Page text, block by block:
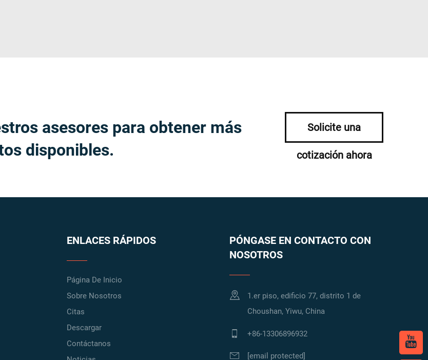
asesores para obtener más
disponibles.
Solicite una
cotización ahora
ENLACES RÁPIDOS
Página De Inicio
Sobre Nosotros
Citas
Descargar
Contáctanos
PÓNGASE EN CONTACTO CON
NOSOTROS
1.er piso, edificio 77, distrito 1 de
Choushan, Yiwu, China
+86-13306896932
[email protected]